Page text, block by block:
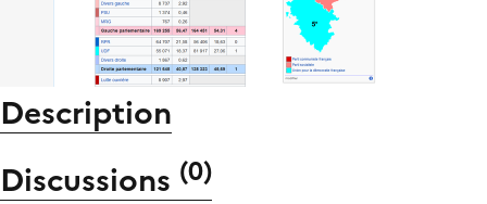
Description
Discussions (0)